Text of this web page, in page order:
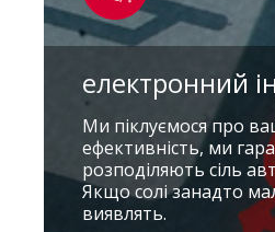
електронний
Ми піклуємося про
ефективність, ми
розподіляють сіль
Якщо солі занадто
виявлять.